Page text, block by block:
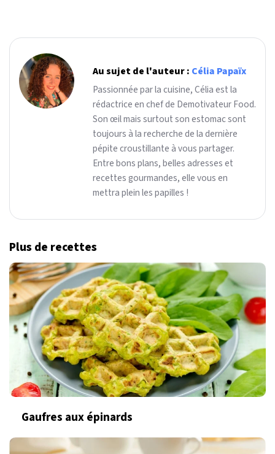
Au sujet de l'auteur : Célia Papaïx
Passionnée par la cuisine, Célia est la
rédactrice en chef de Demotivateur Food.
Son œil mais surtout son estomac sont
toujours à la recherche de la dernière
pépite croustillante à vous partager.
Entre bons plans, belles adresses et
recettes gourmandes, elle vous en
mettra plein les papilles !
Plus de recettes
Gaufres aux épinards